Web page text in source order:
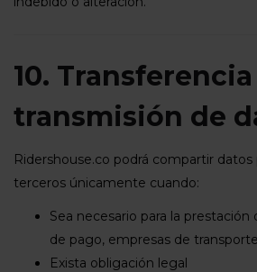
10.
transmisión de
Ridershouse.co podrá compartir datos
terceros únicamente cuando:
Sea necesario para la prestación
de pago, empresas de
Exista obligación legal